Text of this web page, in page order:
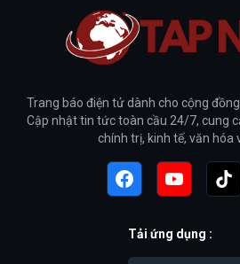
Trang báo điện tử dành cho cộng
Cập nhật tin tức toàn cầu 24/7, cung
chính trị, kinh tế, văn hóa
Tải ứng dụng :